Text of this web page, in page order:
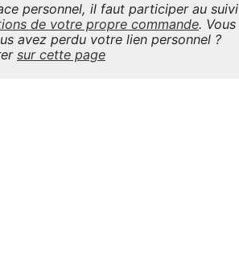
personnel, il faut participer au suivi
de votre propre commande. Vous
avez perdu votre lien personnel ?
sur cette page